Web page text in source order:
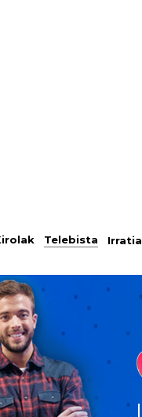
Telebista Irratia